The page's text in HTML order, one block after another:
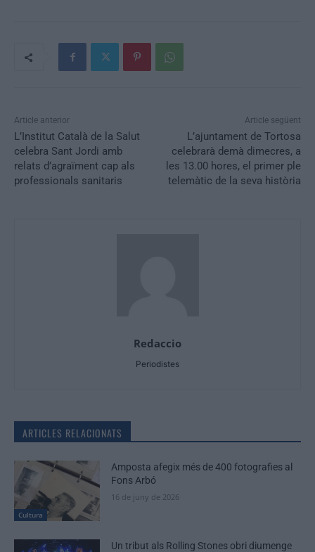
Article anterior
L’Institut Català de la Salut
celebra Sant Jordi amb
relats d’agraïment cap als
professionals sanitaris
Article següent
L’ajuntament de Tortosa
celebrarà demà dimecres, a
les 13.00 hores, el primer ple
telemàtic de la seva història
Redaccio
Periodistes
ARTICLES RELACIONATS
Cultura
Amposta afegix més de 400 fotografies al
Fons Arbó
16 de juny de 2026
Un tribut als Rolling Stones obri diumenge